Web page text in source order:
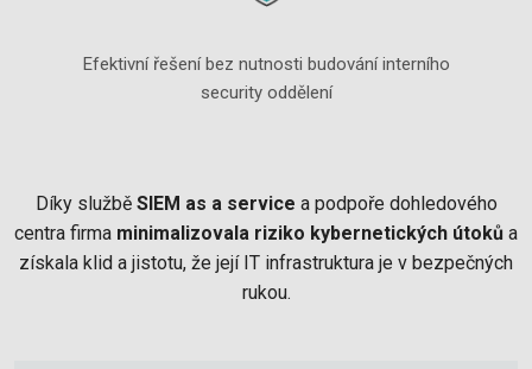
Efektivní řešení bez nutnosti budování interního
security oddělení
Díky službě SIEM as a service a podpoře dohledového
centra firma minimalizovala riziko kybernetických útoků a
získala klid a jistotu, že její IT infrastruktura je v bezpečných
rukou.